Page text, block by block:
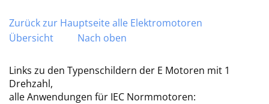
Zurück zur Hauptseite alle Elektromotoren
Übersicht
Nach oben
Links zu den Typenschildern der E Motoren mit 1
Drehzahl,
alle Anwendungen für IEC Normmotoren: